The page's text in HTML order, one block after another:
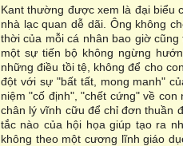
Kant thường được xem là đại biểu
nhà lạc quan dễ dãi. Ông không
thời của mỗi cá nhân bao giờ
một sự tiến bộ không ngừng
những điều tồi tệ, không để cho
đột với sự "bất tất, mong manh"
niệm "cố định", "chết cứng" về
chân lý vĩnh cữu để chỉ đơn thuần
tắc nào của hội họa giúp tạo ra
không theo một cương lĩnh giáo